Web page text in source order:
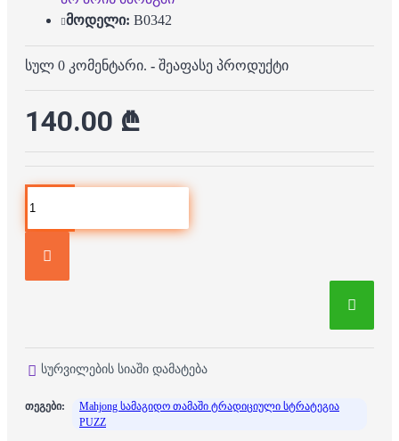
მოდელი: B0342
სულ 0 კომენტარი. - შეაფასე პროდუქტი
140.00 ₾
სურვილების სიაში დამატება
თეგები:
Mahjong სამაგიდო თამაში ტრადიციული სტრატეგია
PUZZ